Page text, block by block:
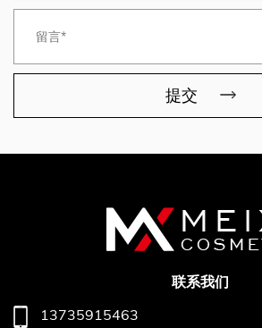
提交
联系我们
13735915463